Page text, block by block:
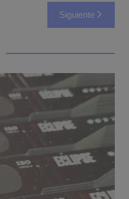
Siguiente